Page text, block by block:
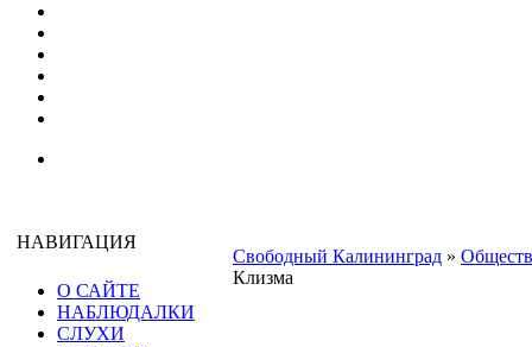
НАВИГАЦИЯ
О САЙТЕ
НАБЛЮДАЛКИ
СЛУХИ
Свободный Калининград »
Клизма